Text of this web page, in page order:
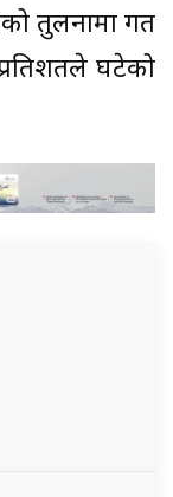
तुलनामा गत
घटेको